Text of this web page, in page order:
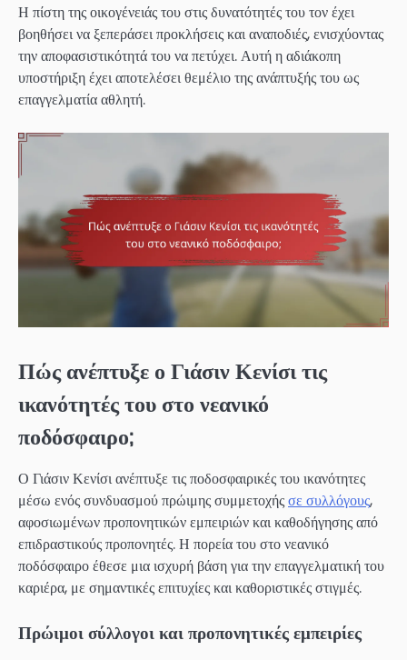
Η πίστη της οικογένειάς του στις δυνατότητές του τον έχει
βοηθήσει να ξεπεράσει προκλήσεις και αναποδιές, ενισχύοντας
την αποφασιστικότητά του να πετύχει. Αυτή η αδιάκοπη
υποστήριξη έχει αποτελέσει θεμέλιο της ανάπτυξής του ως
επαγγελματία αθλητή.
Πώς ανέπτυξε ο Γιάσιν Κενίσι τις
ικανότητές του στο νεανικό
ποδόσφαιρο;
Ο Γιάσιν Κενίσι ανέπτυξε τις ποδοσφαιρικές του ικανότητες
μέσω ενός συνδυασμού πρώιμης συμμετοχήςσε συλλόγους,
αφοσιωμένων προπονητικών εμπειριών και καθοδήγησης από
επιδραστικούς προπονητές. Η πορεία του στο νεανικό
ποδόσφαιρο έθεσε μια ισχυρή βάση για την επαγγελματική του
καριέρα, με σημαντικές επιτυχίες και καθοριστικές στιγμές.
Πρώιμοι σύλλογοι και προπονητικές εμπειρίες